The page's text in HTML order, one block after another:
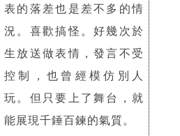
表的落差也是差不多的情
況。喜歡搞怪。好幾次於
生放送做表情，發言不受
控制，也曾經模仿別人
玩。但只要上了舞台，就
能展現千錘百鍊的氣質。